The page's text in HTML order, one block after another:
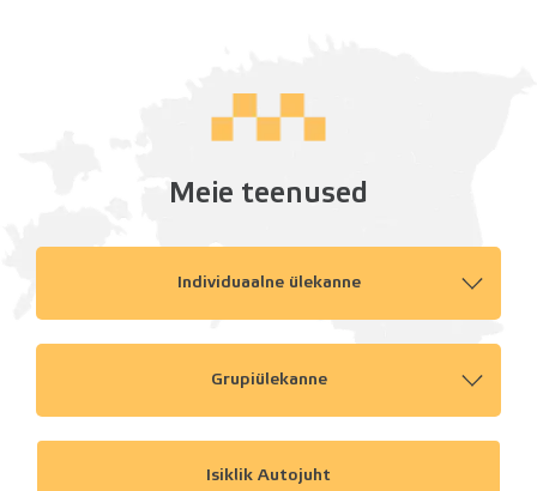
Meie teenused
Individuaalne ülekanne
Grupiülekanne
Isiklik Autojuht